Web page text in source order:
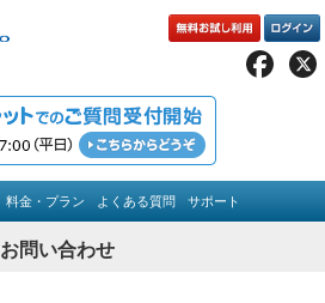
料金・プラン よくある質問 サポート
お問い合わせ